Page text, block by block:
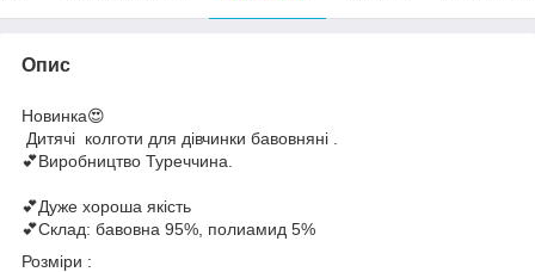
Опис
Новинка😍
Дитячі колготи для дівчинки бавовняні .
💕Виробництво Туреччина.
💕Дуже хороша якість
💕Склад: бавовна 95%, полиамид 5%
Розміри :